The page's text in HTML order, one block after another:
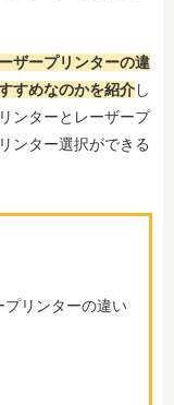
ザープリンターの違
すめなのかを紹介し
ンターとレーザープ
ンター選択ができる
プリンターの違い